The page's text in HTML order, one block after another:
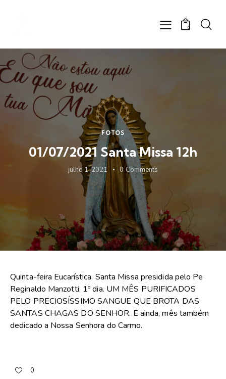
0
FOTOS
01/07/2021 Santa Missa 12h
julho 1, 2021 0 Comments
Quinta-feira Eucarística. Santa Missa presidida pelo Pe
Reginaldo Manzotti. 1º dia. UM MÊS PURIFICADOS
PELO PRECIOSÍSSIMO SANGUE QUE BROTA DAS
SANTAS CHAGAS DO SENHOR. E ainda, mês também
dedicado a Nossa Senhora do Carmo.
0